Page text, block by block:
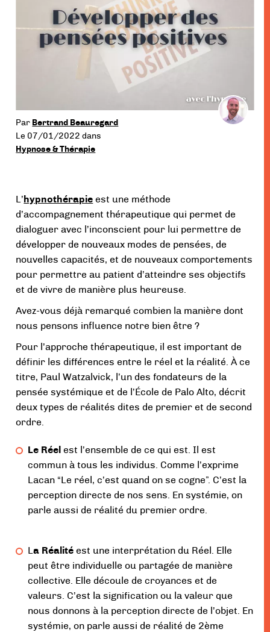
Par Bertrand Beauregard
Le 07/01/2022 dans
Hypnose & Thérapie
L’ hypnothérapie est une méthode
d’accompagnement thérapeutique qui permet de
dialoguer avec l’inconscient pour lui permettre de
développer de nouveaux modes de pensées, de
nouvelles capacités, et de nouveaux comportements
pour permettre au patient d’atteindre ses objectifs
et de vivre de manière plus heureuse.
Avez-vous déjà remarqué combien la manière dont
nous pensons influence notre bien être ?
Pour l’approche thérapeutique, il est important de
définir les différences entre le réel et la réalité. À ce
titre, Paul Watzalvick, l’un des fondateurs de la
pensée systémique et de l’École de Palo Alto, décrit
deux types de réalités dites de premier et de second
ordre.
Le Réelest l’ensemble de ce qui est. Il est
commun à tous les individus. Comme l’exprime
Lacan “Le réel, c’est quand on se cogne”. C’est la
perception directe de nos sens. En systémie, on
parle aussi de réalité du premier ordre.
La Réalitéest une interprétation du Réel. Elle
peut être individuelle ou partagée de manière
collective. Elle découle de croyances et de
valeurs. C’est la signification ou la valeur que
nous donnons à la perception directe de l’objet. En
systémie, on parle aussi de réalité de 2ème